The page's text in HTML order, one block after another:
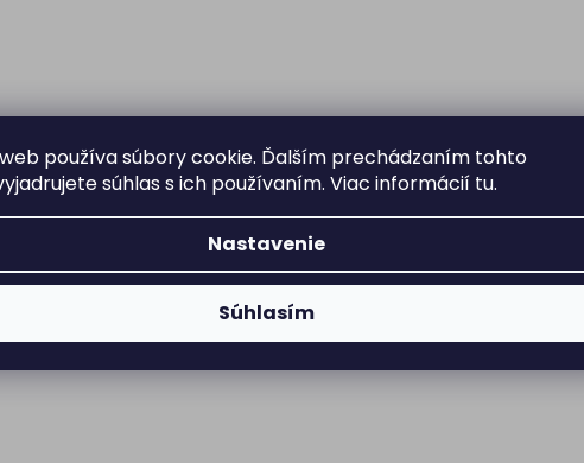
používa súbory cookie. Ďalším prechádzaním tohto
súhlas s ich používaním. Viac informácií tu.
Nastavenie
Súhlasím